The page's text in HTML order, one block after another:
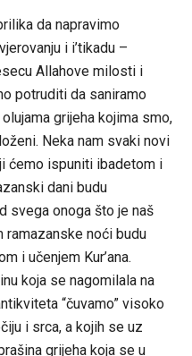
da napravimo
i i’tikadu –
Allahove milosti i
potruditi da saniramo
grijeha kojima smo,
Neka nam svaki novi
ćemo ispuniti ibadetom i
dani budu
svega onoga što je naš
ramazanske noći budu
i učenjem Kur’ana.
koja se nagomilala na
“čuvamo” visoko
i srca, a kojih se uz
grijeha koja se u